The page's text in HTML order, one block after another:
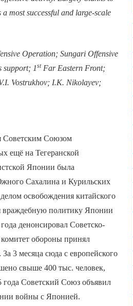
most successful and large-scale
Operation; Sungari Offensive
support; 1stFar Eastern Front;
Vostrukhov; I.K. Nikolayev;
Советским Союзом
ещё на Тегеранской
Японии была
Сахалина и Курильских
освобождения китайского
враждебную политику Японии
денонсировал Советско-
обороны принял
3 месяца сюда с европейского
свыше 400 тыс. человек,
года Советский Союз объявил
войны с Японией.